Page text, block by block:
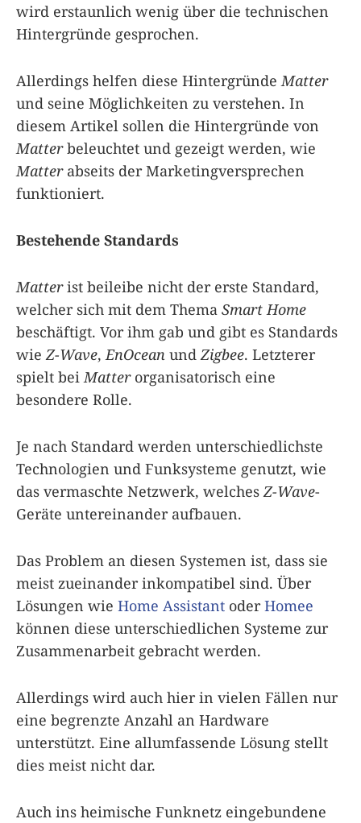
wird erstaunlich wenig über die technischen
Hintergründe gesprochen.
Allerdings helfen diese Hintergründe Matter
und seine Möglichkeiten zu verstehen. In
diesem Artikel sollen die Hintergründe von
Matterbeleuchtet und gezeigt werden, wie
Matterabseits der Marketingversprechen
funktioniert.
Bestehende Standards
Matterist beileibe nicht der erste Standard,
welcher sich mit dem Thema Smart Home
beschäftigt. Vor ihm gab und gibt es Standards
wie Z-Wave, EnOcean und Zigbee. Letzterer
spielt bei Matterorganisatorisch eine
besondere Rolle.
Je nach Standard werden unterschiedlichste
Technologien und Funksysteme genutzt, wie
das vermaschte Netzwerk, welches Z-Wave-
Geräte untereinander aufbauen.
Das Problem an diesen Systemen ist, dass sie
meist zueinander inkompatibel sind. Über
Lösungen wie Home Assistant oderHomee
können diese unterschiedlichen Systeme zur
Zusammenarbeit gebracht werden.
Allerdings wird auch hier in vielen Fällen nur
eine begrenzte Anzahl an Hardware
unterstützt. Eine allumfassende Lösung stellt
dies meist nicht dar.
Auch ins heimische Funknetz eingebundene